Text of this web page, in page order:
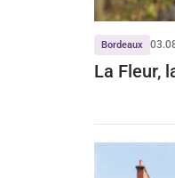
Bordeaux
La Fleur,